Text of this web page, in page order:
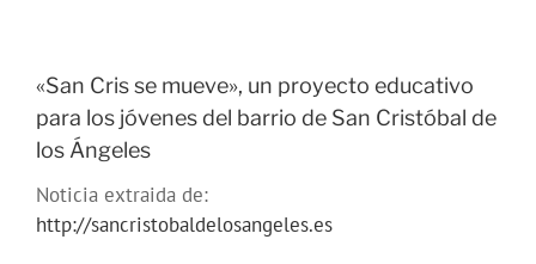
«San Cris se mueve», un proyecto educativo
para los jóvenes del barrio de San Cristóbal de
los Ángeles
Noticia extraida de:
http://sancristobaldelosangeles.es